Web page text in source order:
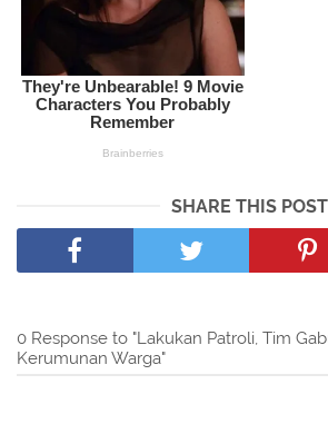
SHARE THIS POST
0 Response to "Lakukan Patroli, Tim
Kerumunan Warga"